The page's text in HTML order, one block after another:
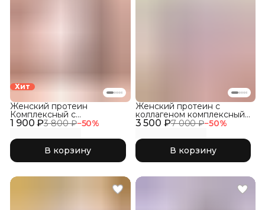
Хит
1 900 ₽3 800 ₽−50%
Женский протеин
Комплексный с
коллагеном и розовой
В корзину
3 500 ₽7 000 ₽−50%
Женский протеин с
коллагеном комплексный
1800, Банан с клубникой
В корзину